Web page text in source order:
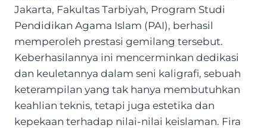
Jakarta, Fakultas Tarbiyah, Program Studi
Pendidikan Agama Islam (PAI), berhasil
memperoleh prestasi gemilang tersebut.
Keberhasilannya ini mencerminkan dedikasi
dan keuletannya dalam seni kaligrafi, sebuah
keterampilan yang tak hanya membutuhkan
keahlian teknis, tetapi juga estetika dan
kepekaan terhadap nilai-nilai keislaman. Fira